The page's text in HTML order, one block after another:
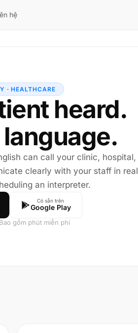
hệ
· HEALTHCARE
heard.
can call your clinic, hospital,
clearly with your staff in real
an interpreter.
Có sẵn trên
Google Play
gồm phút miễn phí